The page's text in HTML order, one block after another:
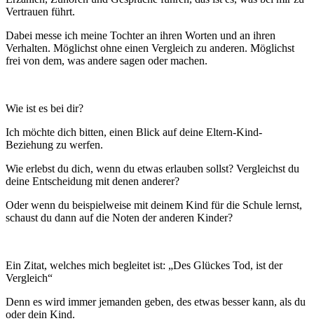
Vertrauen führt.
Dabei messe ich meine Tochter an ihren Worten und an ihren
Verhalten. Möglichst ohne einen Vergleich zu anderen. Möglichst
frei von dem, was andere sagen oder machen.
Wie ist es bei dir?
Ich möchte dich bitten, einen Blick auf deine Eltern-Kind-
Beziehung zu werfen.
Wie erlebst du dich, wenn du etwas erlauben sollst? Vergleichst du
deine Entscheidung mit denen anderer?
Oder wenn du beispielweise mit deinem Kind für die Schule lernst,
schaust du dann auf die Noten der anderen Kinder?
Ein Zitat, welches mich begleitet ist: „Des Glückes Tod, ist der
Vergleich“
Denn es wird immer jemanden geben, des etwas besser kann, als du
oder dein Kind.